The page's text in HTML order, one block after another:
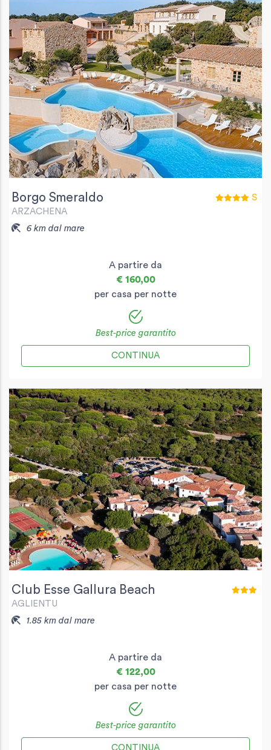
Borgo Smeraldo
ARZACHENA
6 km dal mare
S
A partire da
€ 160,00
per casa per notte
Best-price garantito
CONTINUA
Club Esse Gallura Beach
AGLIENTU
1.85 km dal mare
A partire da
€ 122,00
per casa per notte
Best-price garantito
CONTINUA